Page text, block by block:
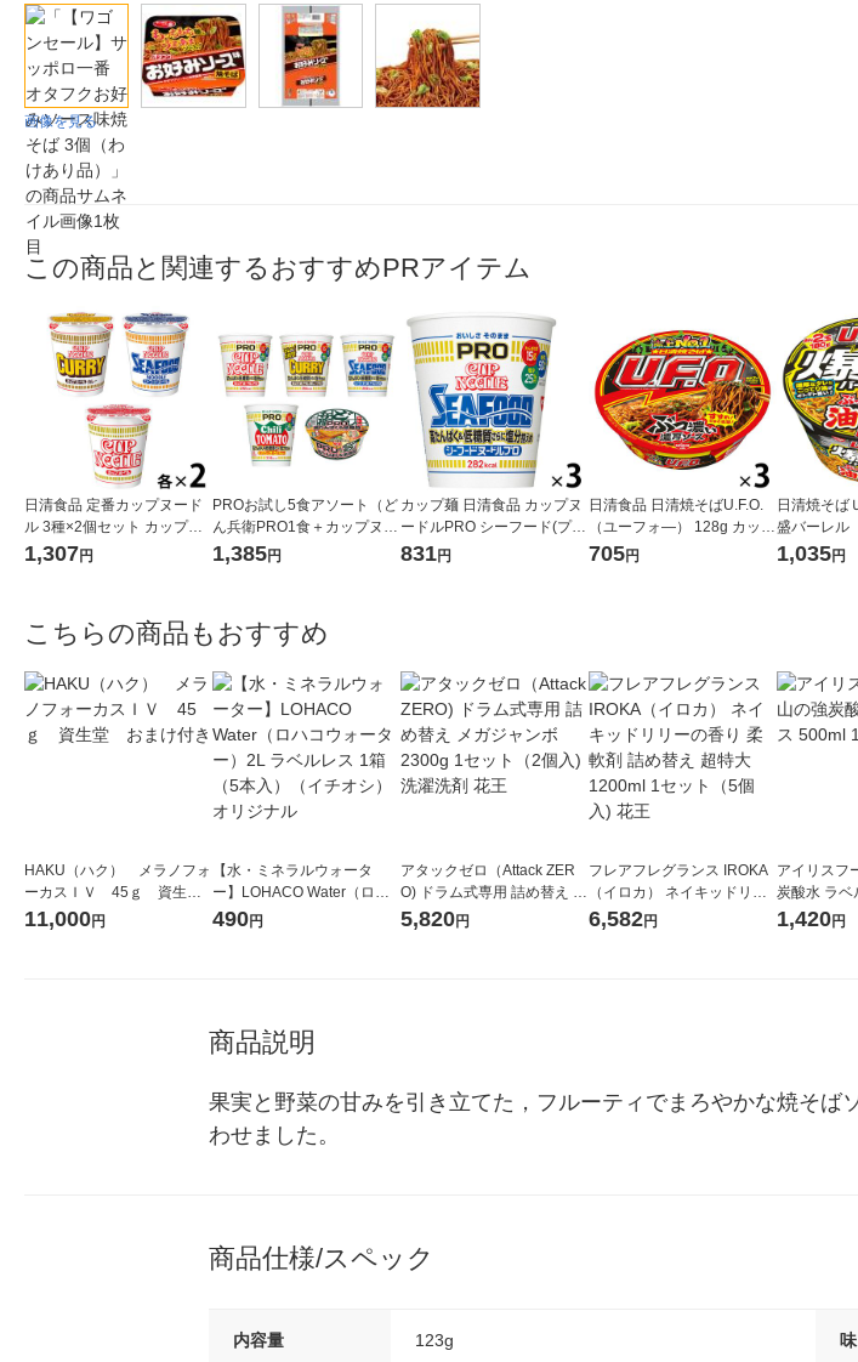
画像を見る
この商品と関連するおすすめPRアイテム
日清食品 定番カップヌード
ル 3種×2個セット カップ麺
カップラーメン 詰め合わせ
1,307円
PROお試し5食アソート（ど
ん兵衛PRO1食＋カップヌー
ドルPRO4種各1食）
1,385円
カップ麺 日清食品 カップヌ
ードルPRO シーフード(プ
ロ) 高たんぱく＆低糖質さら
831円
日清食品 日清焼そばU.F.O.
（ユーフォ―） 128g カップ
麺 カップ焼きそば 1セット
705円
日清焼そば
盛バーレル
清食品
1,035円
こちらの商品もおすすめ
HAKU（ハク） メラノフォ
ーカスＩＶ 45ｇ 資生
堂 おまけ付き
11,000円
【水・ミネラルウォータ
ー】LOHACO Water（ロハ
コウォーター）2L ラベルレ
490円
アタックゼロ（Attack ZER
O) ドラム式専用 詰め替え メ
ガジャンボ 2300g 1セット
5,820円
フレアフレグランス IROKA
（イロカ） ネイキッドリリ
ーの香り 柔軟剤 詰め替え 超
6,582円
アイリスフ
炭酸水 ラ
箱（24本入）
1,420円
商品説明
果実と野菜の甘みを引き立てた，フルーティでまろやかな焼そ
わせました。
商品仕様/スペック
内容量 123g 味